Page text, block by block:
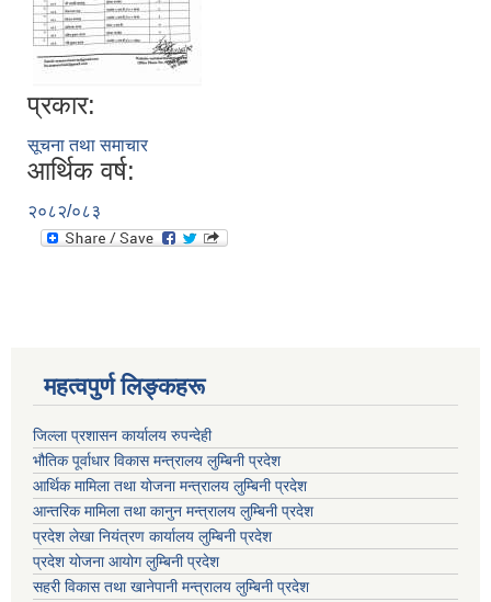
प्रकार:
सूचना तथा समाचार
आर्थिक वर्ष:
२०८२/०८३
महत्वपुर्ण लिङ्कहरू
जिल्ला प्रशासन कार्यालय रुपन्देही
भौतिक पूर्वाधार विकास मन्त्रालय लुम्बिनी प्रदेश
आर्थिक मामिला तथा योजना मन्त्रालय लुम्बिनी प्रदेश
आन्तरिक मामिला तथा कानुन मन्त्रालय लुम्बिनी प्रदेश
प्रदेश लेखा नियंत्रण कार्यालय लुम्बिनी प्रदेश
प्रदेश योजना आयोग लुम्बिनी प्रदेश
सहरी विकास तथा खानेपानी मन्त्रालय लुम्बिनी प्रदेश